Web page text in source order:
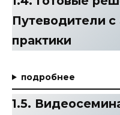
Путеводители с
практики
подробнее
1.5.